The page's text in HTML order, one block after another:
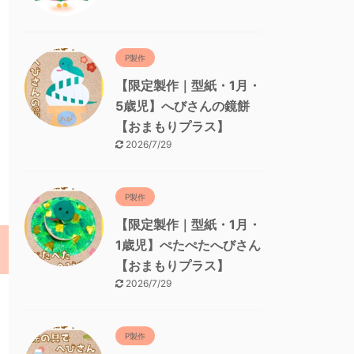
P製作
【限定製作｜型紙・1月・
5歳児】へびさんの鏡餅
【おまもりプラス】
2026/7/29
P製作
【限定製作｜型紙・1月・
1歳児】ぺたぺたへびさん
【おまもりプラス】
2026/7/29
P製作